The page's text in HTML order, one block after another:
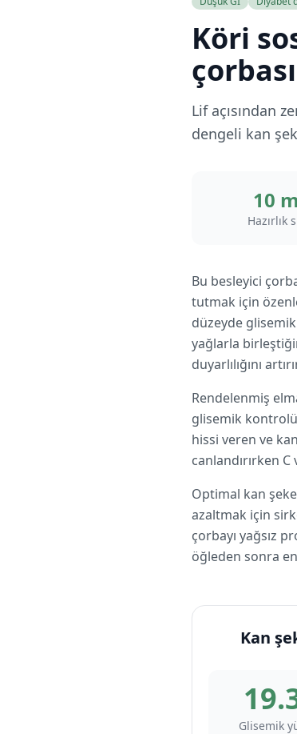
Köri
çorbası
Lif açısından
dengeli kan
10
Hazırlık
Bu besleyici
tutmak için
düzeyde
yağlarla
duyarlılığını
Rendelenmiş
glisemik
hissi veren ve
canlandırırken
Optimal kan
azaltmak için
çorbayı yağsız
öğleden sonra
Kan
Glisemik